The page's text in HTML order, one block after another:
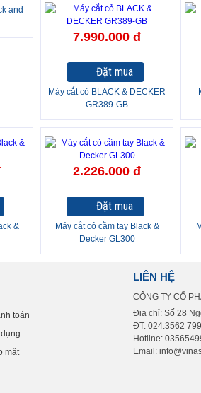
and
7.990.000 đ
Đặt mua
Máy cắt cỏ BLACK & DECKER
GR389-GB
&
2.226.000 đ
Đặt mua
Máy cắt cỏ cầm tay Black &
Decker GL300
toán
mật
LIÊN HỆ
CÔNG TY CỔ
Địa chỉ: Số 28
ĐT: 024.3562
Hotline:
Email: